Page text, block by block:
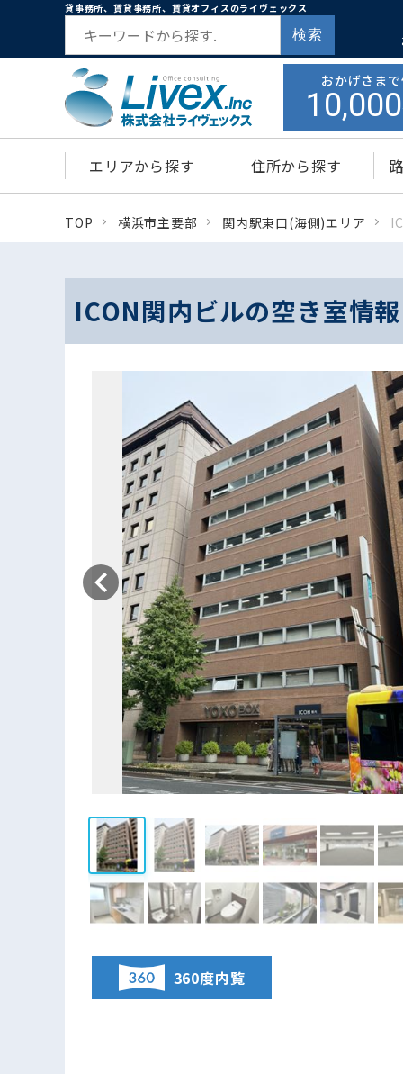
貸事務所、賃貸事務所、賃貸オフィスのライヴェックス
検索
おかげさま
10,000
エリアから探す 住所から探す
TOP 横浜市主要部 関内駅東口(海側)エリア
ICON関内ビルの空き室情報
360度内覧